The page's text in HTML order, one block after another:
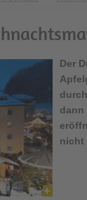
Der
dann
nicht